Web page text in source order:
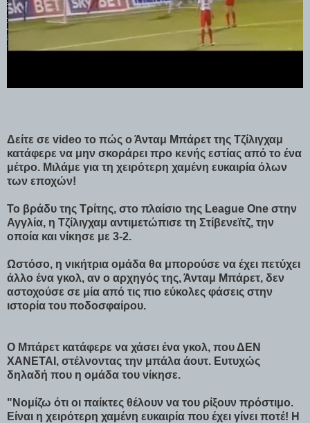
Δείτε σε video το πώς ο Άνταμ Μπάρετ της Τζίλιγχαμ
κατάφερε να μην σκοράρει προ κενής εστίας από το ένα
μέτρο. Μιλάμε για τη χειρότερη χαμένη ευκαιρία όλων
των εποχών!
Το βράδυ της Τρίτης, στο πλαίσιο της League One στην
Αγγλία, η Τζίλιγχαμ αντιμετώπισε τη Στίβενεϊτζ, την
οποία και νίκησε με 3-2.
Ωστόσο, η νικήτρια ομάδα θα μπορούσε να έχει πετύχει
άλλο ένα γκολ, αν ο αρχηγός της, Άνταμ Μπάρετ, δεν
αστοχούσε σε μία από τις πιο εύκολες φάσεις στην
ιστορία του ποδοσφαίρου.
Ο Μπάρετ κατάφερε να χάσει ένα γκολ, που ΔΕΝ
ΧΑΝΕΤΑΙ, στέλνοντας την μπάλα άουτ. Ευτυχώς
δηλαδή που η ομάδα του νίκησε.
"Νομίζω ότι οι παίκτες θέλουν να του ρίξουν πρόστιμο.
Είναι η χειρότερη χαμένη ευκαιρία που έχει γίνει ποτέ! Η